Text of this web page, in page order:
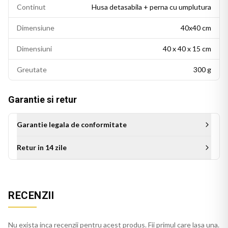
Este potrivita si ca idee de cadou pentru persoanele cu un
Continut Husa detasabila + perna cu umplutura
Dimensiune 40x40 cm
Dimensiuni 40 x 40 x 15 cm
Greutate 300 g
Garantie si retur
Garantie legala de conformitate
Retur in 14 zile
RECENZII
Nu exista inca recenzii pentru acest produs. Fii primul care lasa una.